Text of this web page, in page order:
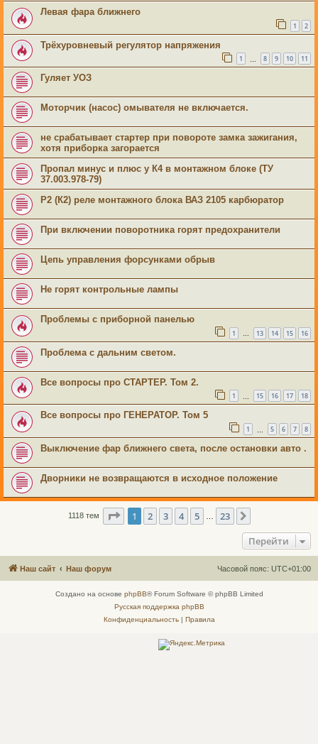
Левая фара ближнего
1 2
Трёхуровневый регулятор напряжения
1 8 9 10 11
Гуляет УОЗ
Моторчик (насос) омывателя не включается.
не срабатывает стартер при повороте замка зажигания,
хотя приборка загорается
Пропал минус и плюс у К4 в монтажном блоке (ТУ
37.003.978-79)
Р2 (К2) реле монтажного блока ВАЗ 2105 карбюратор
При включении поворотника горят предохранители
Цепь управления форсунками обрыв
Не горят контрольные лампы
Проблемы с приборной панелью
1 … 13 14 15 16
Проблема с дальним светом.
Все вопросы про СТАРТЕР. Том 2.
1 15 16 17 18
Все вопросы про ГЕНЕРАТОР. Том 5
1 5 6 7 8
Выключение фар ближнего света, после остановки авто .
Дворники не возвращаются в исходное положение
1118 тем Страница из 23
1 2 3 4 5 23
Перейти
Наш сайт Наш форум Часовой пояс: UTC+01:00
Создано на основе phpBB® Forum Software © phpBB Limited
Русская поддержка phpBB
Конфиденциальность| Правила